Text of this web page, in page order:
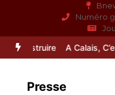
Numéro
A Calais, C’est
Presse